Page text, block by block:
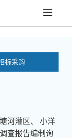
标采购
河灌区、 小洋
查报告编制询